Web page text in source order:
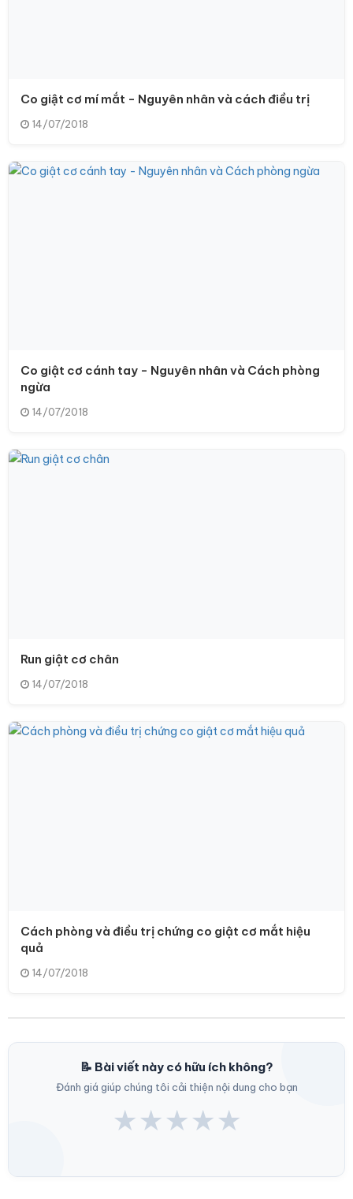
Co giật cơ mí mắt - Nguyên nhân và cách điều trị
14/07/2018
Co giật cơ cánh tay - Nguyên nhân và Cách phòng
ngừa
14/07/2018
Run giật cơ chân
14/07/2018
Cách phòng và điều trị chứng co giật cơ mắt hiệu
quả
14/07/2018
📝 Bài viết này có hữu ích không?
Đánh giá giúp chúng tôi cải thiện nội dung cho bạn
★★★★★